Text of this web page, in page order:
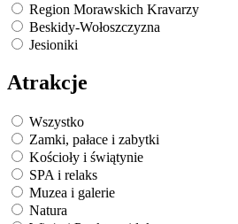
Region Morawskich Kravarzy
Beskidy-Wołoszczyzna
Jesioniki
Atrakcje
Wszystko
Zamki, pałace i zabytki
Kościoły i świątynie
SPA i relaks
Muzea i galerie
Natura